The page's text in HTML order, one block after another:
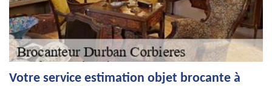
Votre service estimation objet brocante à